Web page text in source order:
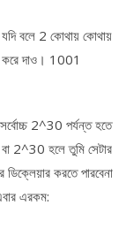
বলে 2 কোথায় কোথায়
করে দাও। 1001
2^30 পর্যন্ত হতে
2^30 হলে তুমি সেটার
করতে পারবেনা
এরকম: